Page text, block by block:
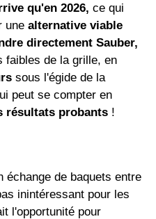
qu'en 2026, ce qui
une alternative viable
directement Sauber,
faibles de la grille, en
sous l'égide de la
peut se compter en
résultats probants !
échange de baquets entre
inintéressant pour les
l'opportunité pour